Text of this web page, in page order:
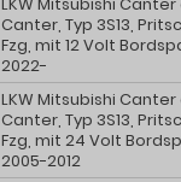
Canter, Typ 3S13,
Fzg, mit 12 Volt
2022-
LKW Mitsubishi Canter
Canter, Typ 3S13,
Fzg, mit 24 Volt
2005-2012